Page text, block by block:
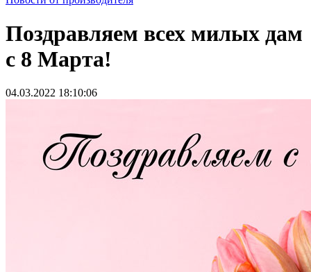
Поздравляем всех милых дам
с 8 Марта!
04.03.2022 18:10:06